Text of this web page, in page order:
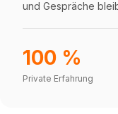
und Gespräche
100 %
Private Erfahrung